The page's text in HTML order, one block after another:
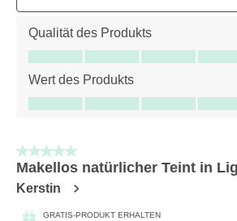
Qualität des Produkts
Qualität des Produkts, 5.0 von 5
Wert des Produkts
Wert des Produkts, 5.0 von 5
5 von 5 Sternen.
Makellos natürlicher Teint in
Kerstin
GRATIS-PRODUKT ERHALTEN